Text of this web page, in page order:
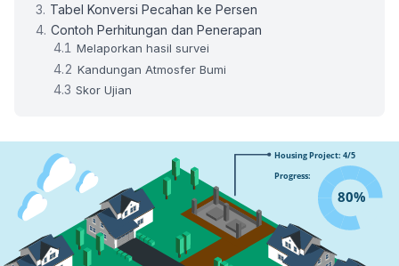
Tabel Konversi Pecahan ke Persen
Contoh Perhitungan dan Penerapan
Melaporkan hasil survei
Kandungan Atmosfer Bumi
Skor Ujian